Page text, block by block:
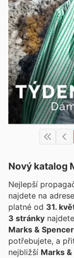
Nový katalog
Nejlepší
najdete na adrese
platné od 31.
3 stránky
Marks & Spencer
potřebujete, a
nejbližší Marks